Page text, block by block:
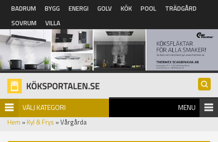
Hoppa till huvudinnehåll
BADRUM BYGG ENERGI GOLV KÖK POOL
TRÄDGÅRD
SOVRUM
VILLA
VÄLJ KATEGORI MENU
Hem » Kyl & Frys » Vårgårda